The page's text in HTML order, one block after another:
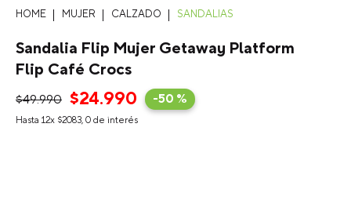
MUJER CALZADO SANDALIAS
Sandalia Flip Mujer Getaway Platform
Flip Café Crocs
$49.990 $24.990 -50 %
Hasta 12x $2083, 0 de interés